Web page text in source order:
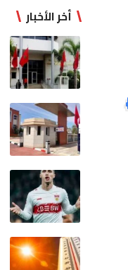
أخر الأخبار